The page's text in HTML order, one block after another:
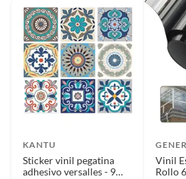
KANTU
Sticker vinil pegatina
adhesivo versalles - 9
Vinil
Rollo